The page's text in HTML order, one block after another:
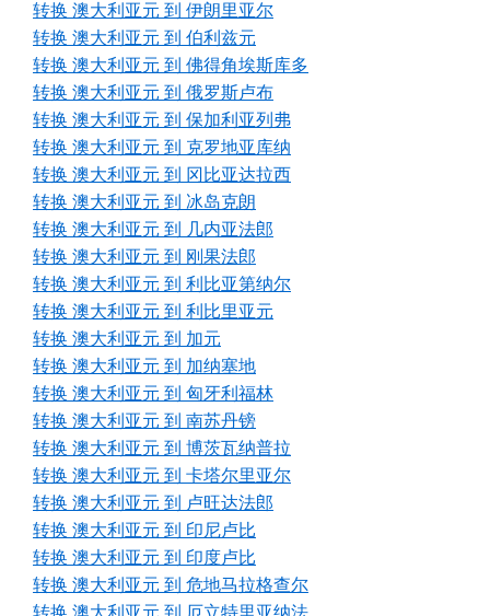
转换 澳大利亚元 到 伊朗里亚尔
转换 澳大利亚元 到 伯利兹元
转换 澳大利亚元 到 佛得角埃斯库多
转换 澳大利亚元 到 俄罗斯卢布
转换 澳大利亚元 到 保加利亚列弗
转换 澳大利亚元 到 克罗地亚库纳
转换 澳大利亚元 到 冈比亚达拉西
转换 澳大利亚元 到 冰岛克朗
转换 澳大利亚元 到 几内亚法郎
转换 澳大利亚元 到 刚果法郎
转换 澳大利亚元 到 利比亚第纳尔
转换 澳大利亚元 到 利比里亚元
转换 澳大利亚元 到 加元
转换 澳大利亚元 到 加纳塞地
转换 澳大利亚元 到 匈牙利福林
转换 澳大利亚元 到 南苏丹镑
转换 澳大利亚元 到 博茨瓦纳普拉
转换 澳大利亚元 到 卡塔尔里亚尔
转换 澳大利亚元 到 卢旺达法郎
转换 澳大利亚元 到 印尼卢比
转换 澳大利亚元 到 印度卢比
转换 澳大利亚元 到 危地马拉格查尔